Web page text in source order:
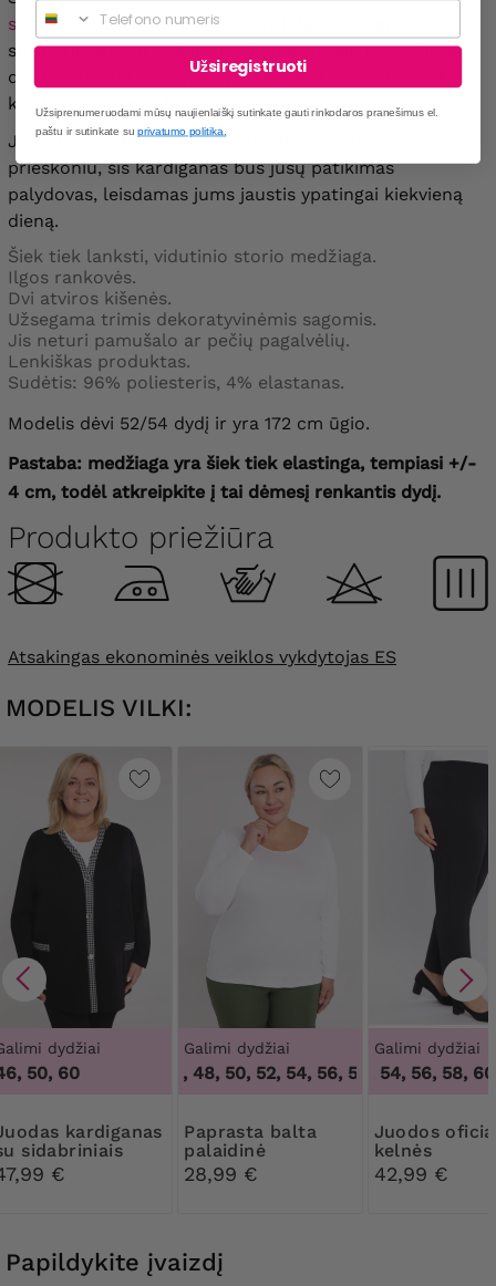
sijonu , sukuriant įvaizdį, tinkantį darbui, šeimos
susibūrimams ar vakaro išvykoms. Jį taip pat galima
derinti su paprasta, lygia palaidine ar
kasdienė apranga būtų stilingesnė.
Jei vertinate klasikinius sprendimus su elegancijos
prieskoniu, šis kardiganas bus jūsų patikimas
palydovas, leisdamas jums jaustis ypatingai kiekvieną
dieną.
Šiek tiek lanksti, vidutinio storio medžiaga.
Ilgos rankovės.
Dvi atviros kišenės.
Užsegama trimis dekoratyvinėmis sagomis.
Jis neturi pamušalo ar pečių pagalvėlių.
Lenkiškas produktas.
Sudėtis: 96% poliesteris, 4% elastanas.
Modelis dėvi 52/54 dydį ir yra 172 cm ūgio.
Pastaba: medžiaga yra šiek tiek elastinga, tempiasi +/-
4 cm, todėl atkreipkite į tai dėmesį renkantis dydį.
Produkto priežiūra
Atsakingas ekonominės veiklos vykdytojas ES
MODELIS VILKI:
dydžiai
50, 60
sidabriniais
€
Galimi dydžiai
44, 46, 48, 50, 52, 54, 56, 58, 60, 62, 64,
Paprasta balta
palaidinė
28,99 €
Galimi dydžiai
50, 52, 54, 56, 58,
Juodos oficialios
kelnės
42,99 €
Papildykite įvaizdį
Phone
Užsiregistruoti
Užsiprenumeruodami mūsų naujienlaiškį sutinkate gauti rinkodaros pranešimus el.
paštu ir sutinkate su privatumo politika.